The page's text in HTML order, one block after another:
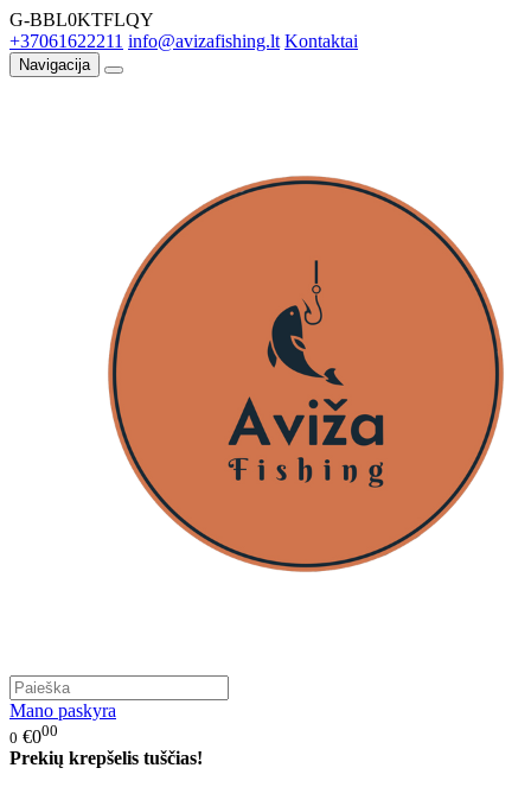
G-BBL0KTFLQY
+37061622211 info@avizafishing.lt Kontaktai
Navigacija
Mano paskyra
0 €000
Prekių krepšelis tuščias!